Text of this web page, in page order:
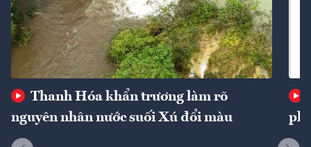
Thanh Hóa khẩn trương làm rõ
nguyên nhân nước suối Xú đổi màu
phí